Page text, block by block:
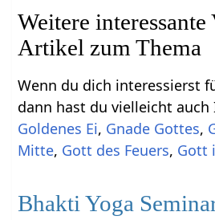
Weitere interessante
Artikel zum Thema
Wenn du dich interessierst
dann hast du vielleicht auch
Goldenes Ei, Gnade Gottes,
Mitte, Gott des Feuers, Gott
Bhakti Yoga